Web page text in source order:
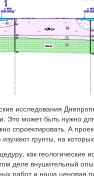
исследования
Это может быть нужно
спроектировать. А
грунты, на
как геологические
деле внушительный
работ и наша ценовая